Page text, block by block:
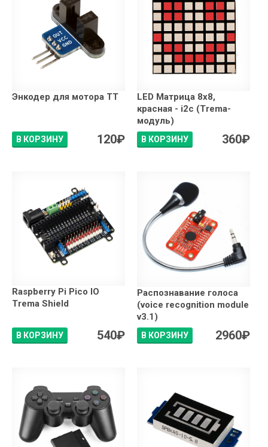
Энкодер для мотора TT
В КОРЗИНУ 120₽
LED Матрица 8x8,
красная - i2c (Trema-
модуль)
В КОРЗИНУ 360₽
Raspberry Pi Pico IO
Trema Shield
В КОРЗИНУ 540₽
Распознавание голоса
(voice recognition module
v3.1)
В КОРЗИНУ 2960₽